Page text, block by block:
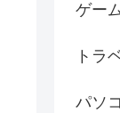
ゲー
トラ
パソ